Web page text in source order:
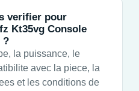
verifier pour
Kt35vg Console
?
la puissance, le
avec la piece, la
et les conditions de